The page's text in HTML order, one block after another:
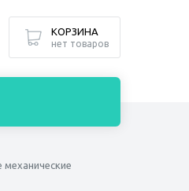
КОРЗИНА
нет товаров